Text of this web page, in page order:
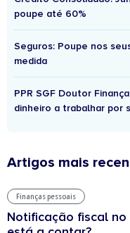
poupe até 60%
Seguros: Poupe nos
medida
PPR SGF Doutor
dinheiro a trabalhar por
Artigos mais
Finanças pessoais
Notificação fiscal